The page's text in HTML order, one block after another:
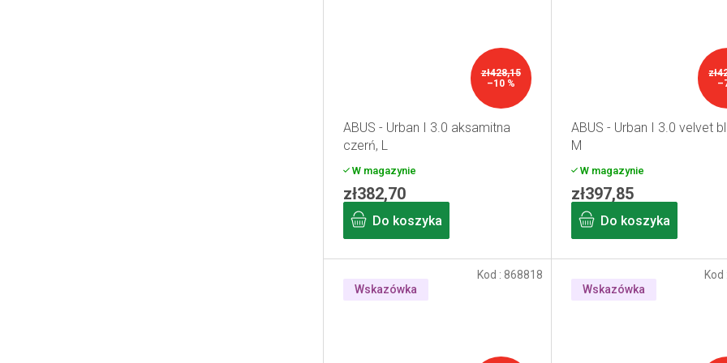
zł428,15
–10 %
ABUS - Urban I 3.0 aksamitna
czerń, L
W magazynie
zł382,70
Do koszyka
ABUS - Urban I 3.0 velvet
M
W magazynie
zł397,85
Do koszyka
Wskazówka
Kod : 868818
Wskazówka